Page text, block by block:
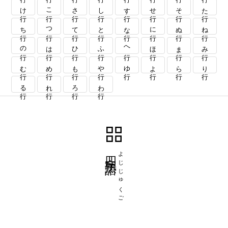
け行 こ行 さ行 し行 す行 せ行 そ行 た行
ち行 つ行 て行 と行 な行 に行 ぬ行 ね行
の行 は行 ひ行 ふ行 へ行 ほ行 ま行 み行
む行 め行 も行 や行 ゆ行 よ行 ら行 り行
る行 れ行 ろ行 わ行
よじじゅくご